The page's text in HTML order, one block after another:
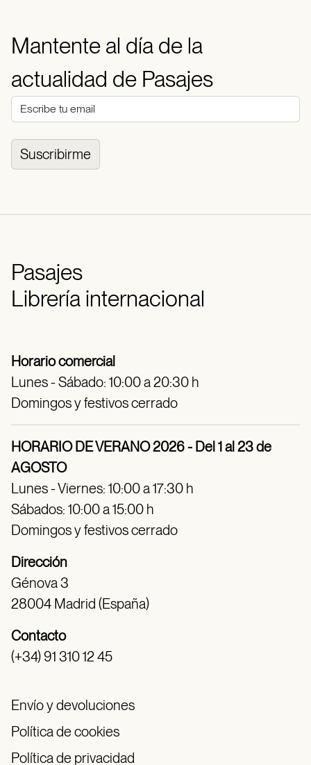
Mantente al día de la
actualidad de Pasajes
Suscribirme
Pasajes
Librería internacional
Horario comercial
Lunes - Sábado: 10:00 a 20:30 h
Domingos y festivos cerrado
HORARIO DE VERANO 2026 - Del 1 al 23 de
AGOSTO
Lunes - Viernes: 10:00 a 17:30 h
Sábados: 10:00 a 15:00 h
Domingos y festivos cerrado
Dirección
Génova 3
28004 Madrid (España)
Contacto
(+34) 91 310 12 45
Envío y devoluciones
Política de cookies
Política de privacidad